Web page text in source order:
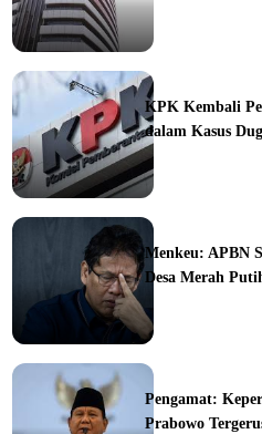
KPK Kembali
dalam Kasus
Menkeu: APBN
Desa Merah
Pengamat:
Prabowo